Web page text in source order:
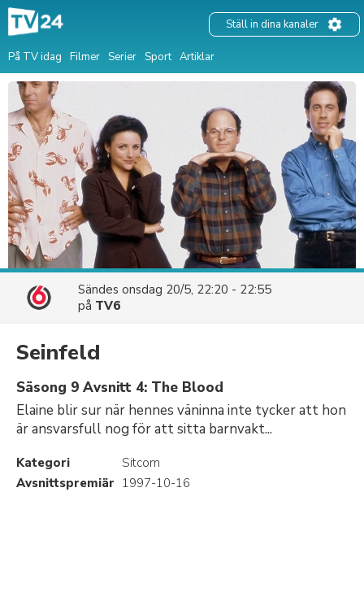
På TV idag Filmer Serier Sport Artiklar
Ställ in dina kanaler
Sändes onsdag 20/5, 22:20 - 22:55
på TV6
Seinfeld
Säsong 9 Avsnitt 4: The Blood
Elaine blir sur när hennes väninna inte tycker att hon
är ansvarsfull nog för att sitta barnvakt...
Kategori
Sitcom
Avsnittspremiär 1997-10-16